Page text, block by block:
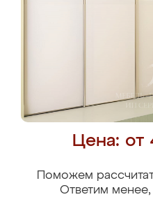
Цена:
Поможем
Ответим менее,